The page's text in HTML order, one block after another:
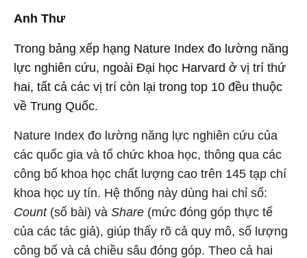
Anh Thư
Trong bảng xếp hạng Nature Index đo lường năng
lực nghiên cứu, ngoài Đại học Harvard ở vị trí thứ
hai, tất cả các vị trí còn lại trong top 10 đều thuộc
về Trung Quốc.
Nature Index đo lường năng lực nghiên cứu của
các quốc gia và tổ chức khoa học, thông qua các
công bố khoa học chất lượng cao trên 145 tạp chí
khoa học uy tín. Hệ thống này dùng hai chỉ số:
Count (số bài) và Share (mức đóng góp thực tế
của các tác giả), giúp thấy rõ cả quy mô, số lượng
công bố và cả chiều sâu đóng góp. Theo cả hai